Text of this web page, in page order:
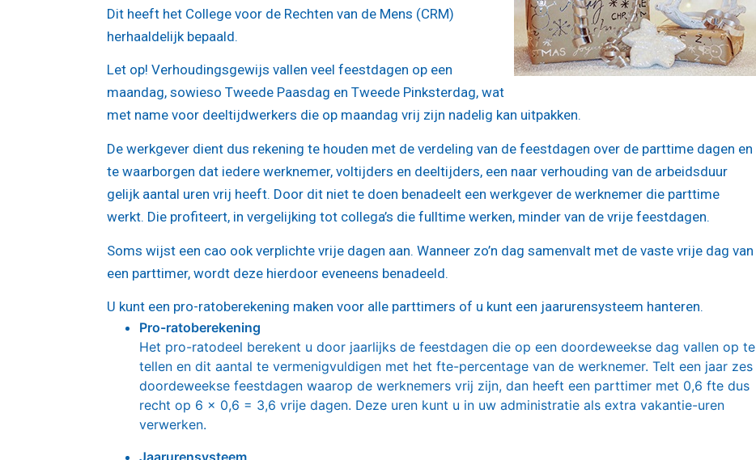
Dit heeft het College voor de Rechten van de Mens (CRM)
herhaaldelijk bepaald.
Let op! Verhoudingsgewijs vallen veel feestdagen op een
maandag, sowieso Tweede Paasdag en Tweede Pinksterdag, wat
met name voor deeltijdwerkers die op maandag vrij zijn nadelig kan uitpakken.
De werkgever dient dus rekening te houden met de verdeling van de feestdagen over de parttime dagen en
te waarborgen dat iedere werknemer, voltijders en deeltijders, een naar verhouding van de arbeidsduur
gelijk aantal uren vrij heeft. Door dit niet te doen benadeelt een werkgever de werknemer die parttime
werkt. Die profiteert, in vergelijking tot collega’s die fulltime werken, minder van de vrije feestdagen.
Soms wijst een cao ook verplichte vrije dagen aan. Wanneer zo’n dag samenvalt met de vaste vrije dag van
een parttimer, wordt deze hierdoor eveneens benadeeld.
U kunt een pro-ratoberekening maken voor alle parttimers of u kunt een jaarurensysteem hanteren.
Pro-ratoberekening
Het pro-ratodeel berekent u door jaarlijks de feestdagen die op een doordeweekse dag vallen op te
tellen en dit aantal te vermenigvuldigen met het fte-percentage van de werknemer. Telt een jaar zes
doordeweekse feestdagen waarop de werknemers vrij zijn, dan heeft een parttimer met 0,6 fte dus
recht op 6 x 0,6 = 3,6 vrije dagen. Deze uren kunt u in uw administratie als extra vakantie-uren
verwerken.